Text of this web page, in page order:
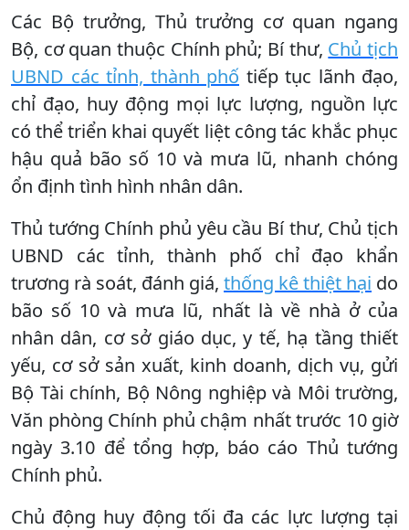
Các Bộ trưởng, Thủ trưởng cơ quan ngang
Bộ, cơ quan thuộc Chính phủ; Bí thư, Chủ tịch
UBND các tỉnh, thành phố tiếp tục lãnh đạo,
chỉ đạo, huy động mọi lực lượng, nguồn lực
có thể triển khai quyết liệt công tác khắc phục
hậu quả bão số 10 và mưa lũ, nhanh chóng
ổn định tình hình nhân dân.
Thủ tướng Chính phủ yêu cầu Bí thư, Chủ tịch
UBND các tỉnh, thành phố chỉ đạo khẩn
trương rà soát, đánh giá, thống kê thiệt hại do
bão số 10 và mưa lũ, nhất là về nhà ở của
nhân dân, cơ sở giáo dục, y tế, hạ tầng thiết
yếu, cơ sở sản xuất, kinh doanh, dịch vụ, gửi
Bộ Tài chính, Bộ Nông nghiệp và Môi trường,
Văn phòng Chính phủ chậm nhất trước 10 giờ
ngày 3.10 để tổng hợp, báo cáo Thủ tướng
Chính phủ.
Chủ động huy động tối đa các lực lượng tại